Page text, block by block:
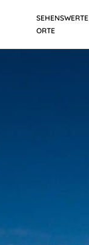
SEHENSWERTE
ORTE